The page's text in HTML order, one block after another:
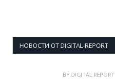
НОВОСТИ ОТ DIGITAL-REPORT
BY DIGITAL REPORT